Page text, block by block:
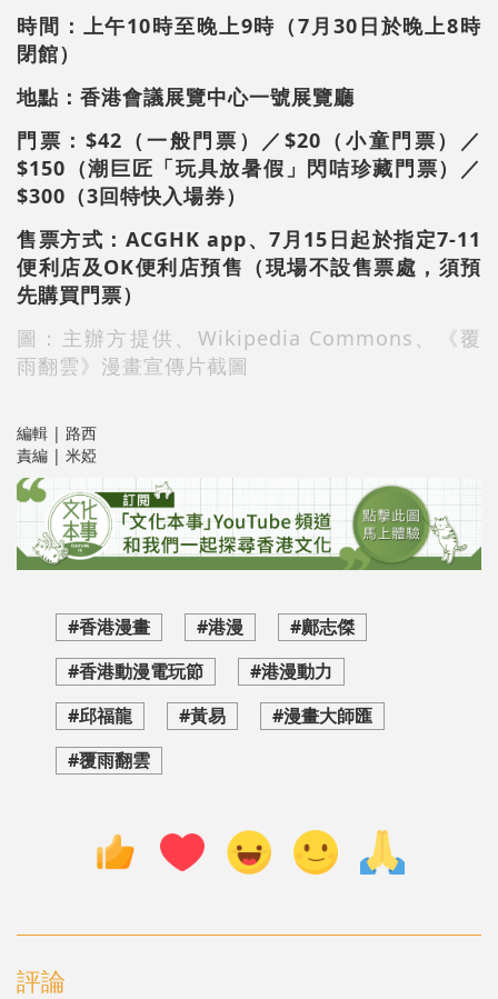
時間：上午10時至晚上9時（7月30日於晚上8時
閉館）
地點：香港會議展覽中心一號展覽廳
門票：$42（一般門票）／$20（小童門票）／
$150（潮巨匠「玩具放暑假」閃咭珍藏門票）／
$300（3回特快入場券）
售票方式：ACGHK app、7月15日起於指定7-11
便利店及OK便利店預售（現場不設售票處，須預
先購買門票）
圖：主辦方提供、Wikipedia Commons、《覆
雨翻雲》漫畫宣傳片截圖
編輯 | 路西
責編 | 米婭
#香港漫畫 #港漫
#鄺志傑
#香港動漫電玩節
#港漫動力
#邱福龍
#黃易
#漫畫大師匯
#覆雨翻雲
評論